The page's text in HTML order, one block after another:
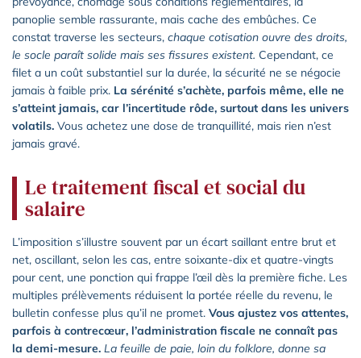
panoplie semble rassurante, mais cache des embûches. Ce
constat traverse les secteurs, chaque cotisation ouvre des droits,
le socle paraît solide mais ses fissures existent. Cependant, ce
filet a un coût substantiel sur la durée, la sécurité ne se négocie
jamais à faible prix. La sérénité s’achète, parfois même, elle ne
s’atteint jamais, car l’incertitude rôde, surtout dans les univers
volatils. Vous achetez une dose de tranquillité, mais rien n’est
jamais gravé.
Le traitement fiscal et social du
salaire
L’imposition s’illustre souvent par un écart saillant entre brut et
net, oscillant, selon les cas, entre soixante-dix et quatre-vingts
pour cent, une ponction qui frappe l’œil dès la première fiche. Les
multiples prélèvements réduisent la portée réelle du revenu, le
bulletin confesse plus qu’il ne promet. Vous ajustez vos attentes,
parfois à contrecœur, l’administration fiscale ne connaît pas
la demi-mesure. La feuille de paie, loin du folklore, donne sa